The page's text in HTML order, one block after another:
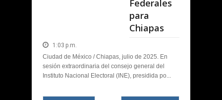
Federales
para
Chiapas
1:03 p.m.
Ciudad de México / Chiapas, julio de 2025. En
sesión extraordinaria del consejo general del
Instituto Nacional Electoral (INE), presidida po...